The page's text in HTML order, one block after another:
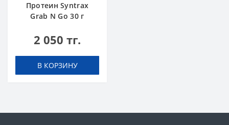
Протеин Syntrax
Grab N Go 30 г
2 050 тг.
В КОРЗИНУ